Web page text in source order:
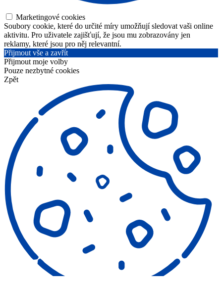
Marketingové cookies
Soubory cookie, které do určité míry umožňují sledovat vaši online
aktivitu. Pro uživatele zajišťují, že jsou mu zobrazovány jen
reklamy, které jsou pro něj relevantní.
Přijmout vše a zavřít
Přijmout moje volby
Pouze nezbytné cookies
Zpět